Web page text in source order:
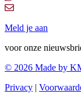
Meld je aan
voor onze
© 2026 Made by
Privacy |